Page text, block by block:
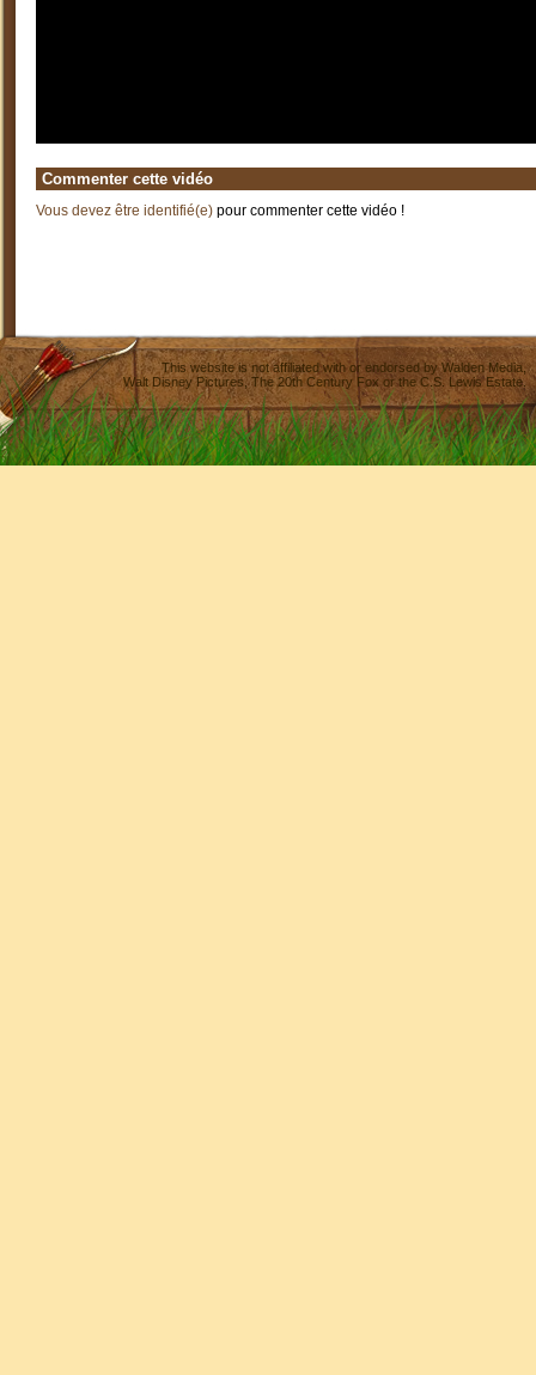
Commenter cette vidéo
Vous devez être identifié(e) pour commenter cette vidéo !
This website is not affiliated with or endorsed byWalden Media
Walt Disney Pictures,The 20th Century Fox or the C.S. Lewis Estate.